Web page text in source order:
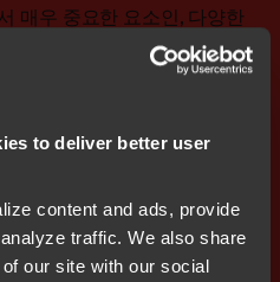
to deliver better user
content and ads, provide
traffic. We also share
our site with our social
매우 중요한 요소인, 다양한
레이션 및 가상화를 위한 향
이는 다양한 시나리오에서 임
개발 : 새로운 버전 50을 통해
는 유연하고 효율적인 개발
질 수 있도록 지원하고 개발
퓨팅을 활용할 수 있게 한다.